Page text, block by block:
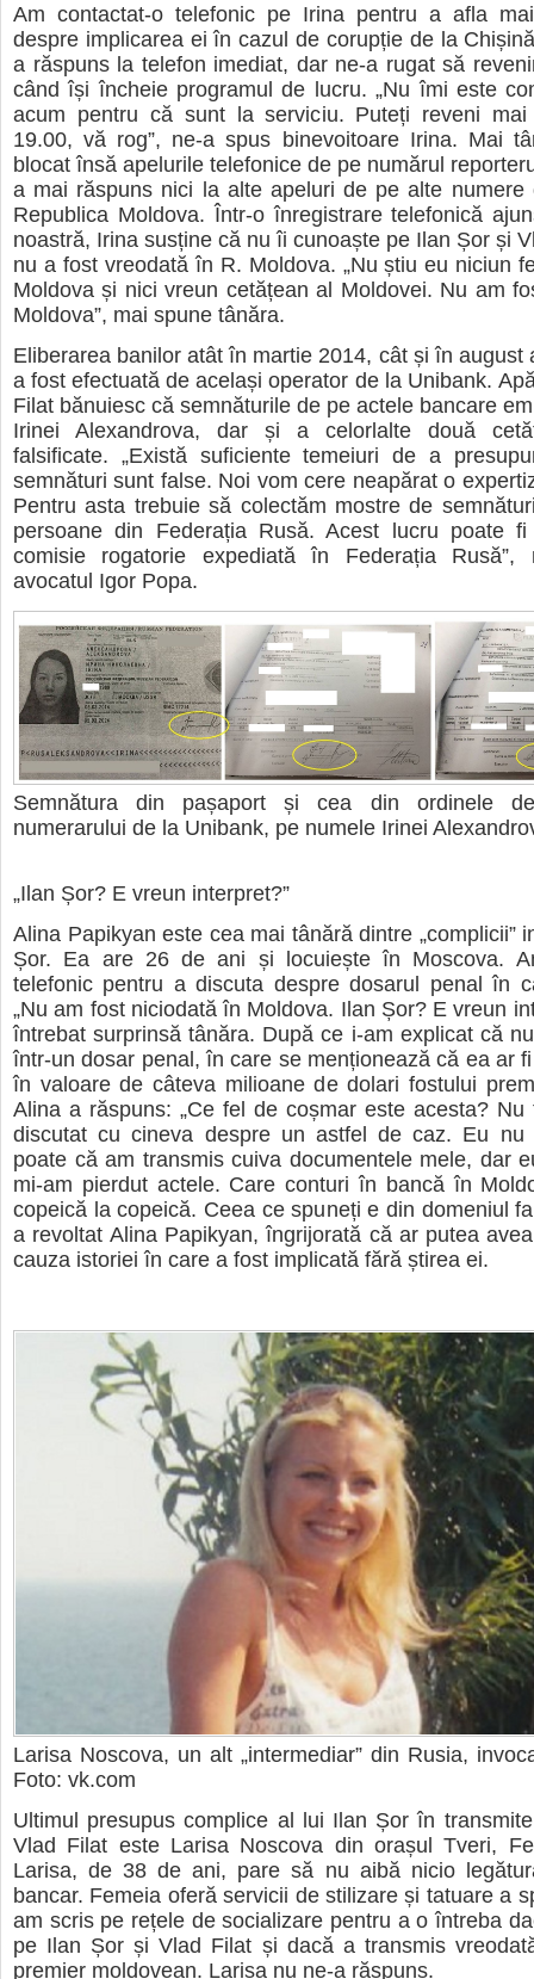
Am contactat-o telefonic pe Irina pentru a afla
despre implicarea ei în cazul de corupție de la
a răspuns la telefon imediat, dar ne-a rugat să
când își încheie programul de lucru. „Nu îmi este
acum pentru că sunt la serviciu. Puteți reveni mai
19.00, vă rog”, ne-a spus binevoitoare Irina. Mai
blocat însă apelurile telefonice de pe numărul
a mai răspuns nici la alte apeluri de pe alte numere
Republica Moldova. Într-o înregistrare telefonică
noastră, Irina susține că nu îi cunoaște pe Ilan Șor și
nu a fost vreodată în R. Moldova. „Nu știu eu niciun
Moldova și nici vreun cetățean al Moldovei. Nu am
Moldova”, mai spune tânăra.
Eliberarea banilor atât în martie 2014, cât și în august
a fost efectuată de același operator de la Unibank.
Filat bănuiesc că semnăturile de pe actele bancare
Irinei Alexandrova, dar și a celorlalte două
falsificate. „Există suficiente temeiuri de a
semnături sunt false. Noi vom cere neapărat o
Pentru asta trebuie să colectăm mostre de
persoane din Federația Rusă. Acest lucru poate
comisie rogatorie expediată în Federația Rusă”,
avocatul Igor Popa.
Semnătura din pașaport și cea din ordinele
numerarului de la Unibank, pe numele Irinei
„Ilan Șor? E vreun interpret?”
Alina Papikyan este cea mai tânără dintre „complicii”
Șor. Ea are 26 de ani și locuiește în Moscova.
telefonic pentru a discuta despre dosarul penal în
„Nu am fost niciodată în Moldova. Ilan Șor? E vreun
întrebat surprinsă tânăra. După ce i-am explicat că
într-un dosar penal, în care se menționează că ea ar
în valoare de câteva milioane de dolari fostului
Alina a răspuns: „Ce fel de coșmar este acesta?
discutat cu cineva despre un astfel de caz. Eu nu
poate că am transmis cuiva documentele mele, dar
mi-am pierdut actele. Care conturi în bancă în
copeică la copeică. Ceea ce spuneți e din domeniul
a revoltat Alina Papikyan, îngrijorată că ar putea
cauza istoriei în care a fost implicată fără știrea ei.
Larisa Noscova, un alt „intermediar” din Rusia,
Foto: vk.com
Ultimul presupus complice al lui Ilan Șor în
Vlad Filat este Larisa Noscova din orașul Tveri,
Larisa, de 38 de ani, pare să nu aibă nicio
bancar. Femeia oferă servicii de stilizare și tatuare a
am scris pe rețele de socializare pentru a o întreba
pe Ilan Șor și Vlad Filat și dacă a transmis
premier moldovean. Larisa nu ne-a răspuns.